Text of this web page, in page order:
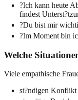
?Ich kann heute
findest
?Du bist mir
?Im Moment bin
Welche
Viele empathische
st?ndigen Konflikt